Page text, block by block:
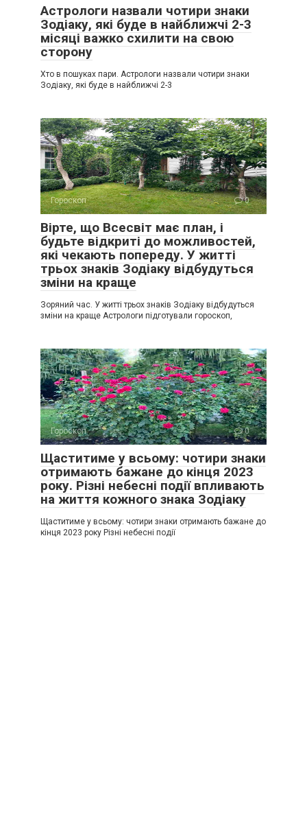
Астрологи назвали чотири знаки
Зодіаку, які буде в найближчі 2-3
місяці важко схилити на свою
сторону
Хто в пошуках пари. Астрологи назвали чотири знаки
Зодіаку, які буде в найближчі 2-3
Гороскоп 0
Вірте, що Всесвіт має план, і
будьте відкриті до можливостей,
які чекають попереду. У житті
трьох знаків Зодіаку відбудуться
зміни на краще
Зоряний час. У житті трьох знаків Зодіаку відбудуться
зміни на краще Астрологи підготували гороскоп,
Гороскоп 0
Щаститиме у всьому: чотири знаки
отримають бажане до кінця 2023
року. Різні небесні події впливають
на життя кожного знака Зодіаку
Щаститиме у всьому: чотири знаки отримають бажане до
кінця 2023 року Різні небесні події